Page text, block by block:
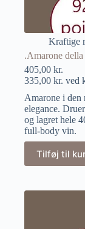
Kraftige
.Amarone
405,00 kr.
335,00 kr. ved
Amarone i den
elegance.
og lagret hele
full-body vin.
Tilføj til